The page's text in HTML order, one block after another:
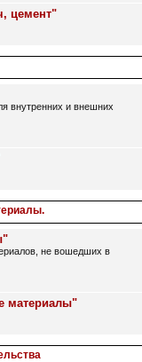
цемент"
внутренних и внешних
не вошедших в
материалы"